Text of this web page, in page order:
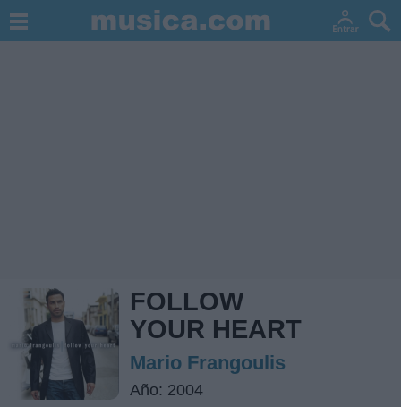
FOLLOW
YOUR HEART
Mario Frangoulis
Año: 2004